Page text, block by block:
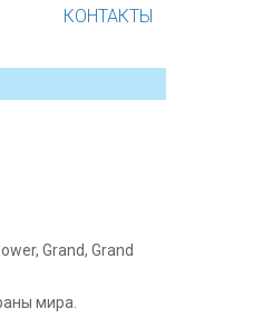
КОНТАКТЫ
Grand, Grand
мира.